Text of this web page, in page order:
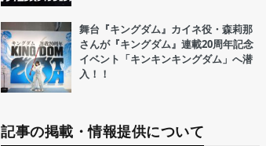
舞台『キングダム』カイネ役・森莉那
さんが『キングダム』連載20周年記念
イベント「キンキンキングダム」へ潜
入！！
記事の掲載・情報提供について